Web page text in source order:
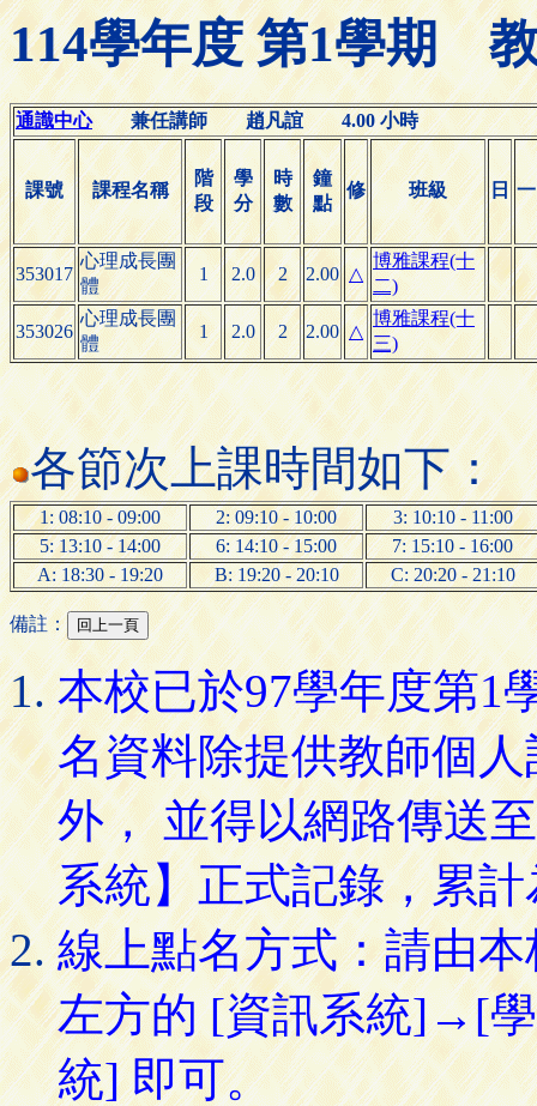
114學年度 第1學期
通識中心兼任講師 趙凡誼 4.00 小時
課號 課程名稱
階
段
學
分
時
數
鐘
點
修 班級 日 一
353017
心理成長團
體
1 2.0 2 2.00 △
博雅課程(十
二)
353026
心理成長團
體
1 2.0 2 2.00 △
博雅課程(十
三)
各節次上課時間如下：
1: 08:10 - 09:00 2: 09:10 - 10:00
3: 10:10 - 11:00
5: 13:10 - 14:00
6: 14:10 - 15:00
7: 15:10 - 16:00
A: 18:30 - 19:20
B: 19:20 - 20:10 C: 20:20 - 21:10
備註：
本校已於97學年度第1
名資料除提供教師個
外， 並得以網路傳送
系統】正式記錄，累
線上點名方式：請由
左方的 [資訊系統]→[
統] 即可。